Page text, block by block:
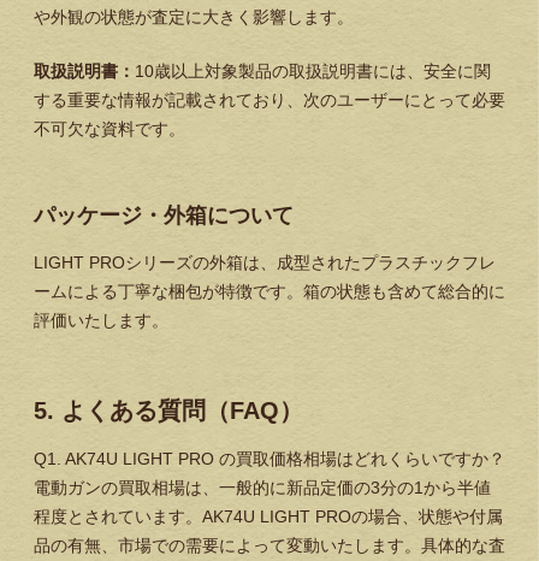
や外観の状態が査定に大きく影響します。
取扱説明書： 10歳以上対象製品の取扱説明書には、安全に関
する重要な情報が記載されており、次のユーザーにとって必要
不可欠な資料です。
パッケージ・外箱について
LIGHT PROシリーズの外箱は、成型されたプラスチックフレ
ームによる丁寧な梱包が特徴です。箱の状態も含めて総合的に
評価いたします。
5. よくある質問（FAQ）
Q1. AK74U LIGHT PRO の買取価格相場はどれくらいですか？
電動ガンの買取相場は、一般的に新品定価の3分の1から半値
程度とされています。AK74U LIGHT PROの場合、状態や付属
品の有無、市場での需要によって変動いたします。具体的な査